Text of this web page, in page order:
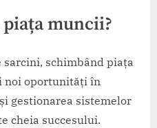
piața muncii?
schimbând piața
noi oportunități în
gestionarea sistemelor
cheia succesului.